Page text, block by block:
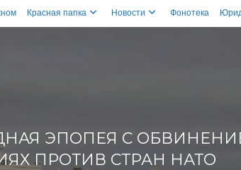
Красная папка Новости Фонотека
ЭПОПЕЯ С
ПРОТИВ СТРАН НАТО